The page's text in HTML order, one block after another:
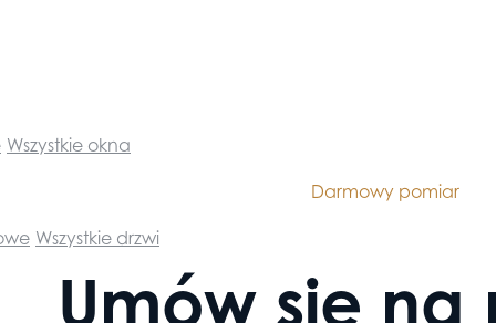
Wszystkie okna
Wszystkie drzwi
Darmowy pomiar
Umów się na